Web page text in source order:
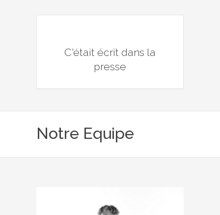
C'était écrit dans la
presse
Notre Equipe